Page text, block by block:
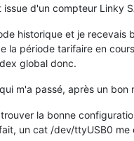
d'un compteur Linky
historique et je recevais
la période tarifaire en
global donc.
m'a passé, après un
la bonne
un cat /dev/ttyUSB0